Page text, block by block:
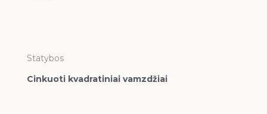
Statybos
Cinkuoti kvadratiniai vamzdžiai